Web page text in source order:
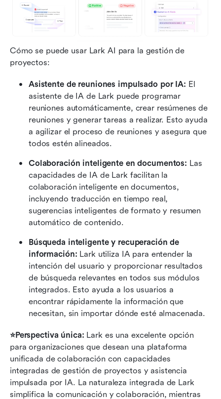
Cómo se puede usar Lark AI para la gestión de
proyectos:
Asistente de reuniones impulsado por IA: El
asistente de IA de Lark puede programar
reuniones automáticamente, crear resúmenes de
reuniones y generar tareas a realizar. Esto ayuda
a agilizar el proceso de reuniones y asegura que
todos estén alineados.
Colaboración inteligente en documentos: Las
capacidades de IA de Lark facilitan la
colaboración inteligente en documentos,
incluyendo traducción en tiempo real,
sugerencias inteligentes de formato y resumen
automático de contenido.
Búsqueda inteligente y recuperación de
información: Lark utiliza IA para entender la
intención del usuario y proporcionar resultados
de búsqueda relevantes en todos sus módulos
integrados. Esto ayuda a los usuarios a
encontrar rápidamente la información que
necesitan, sin importar dónde esté almacenada.
⭐Perspectiva única: Lark es una excelente opción
para organizaciones que desean una plataforma
unificada de colaboración con capacidades
integradas de gestión de proyectos y asistencia
impulsada por IA. La naturaleza integrada de Lark
simplifica la comunicación y colaboración, mientras